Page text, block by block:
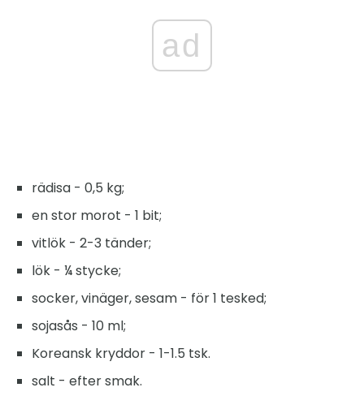
ad
rädisa - 0,5 kg;
en stor morot - 1 bit;
vitlök - 2-3 tänder;
lök - ¼ stycke;
socker, vinäger, sesam - för 1 tesked;
sojasås - 10 ml;
Koreansk kryddor - 1-1.5 tsk.
salt - efter smak.